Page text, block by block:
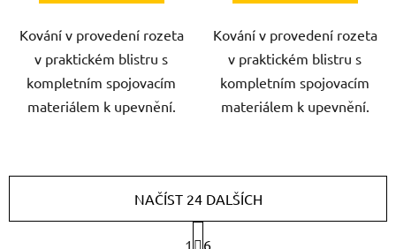
Kování v provedení rozeta
v praktickém blistru s
kompletním spojovacím
materiálem k upevnění.
Kování v provedení rozeta
v praktickém blistru s
kompletním spojovacím
materiálem k upevnění.
NAČÍST 24 DALŠÍCH
1 6